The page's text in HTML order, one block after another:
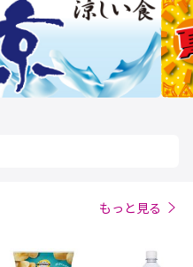
もっと見る